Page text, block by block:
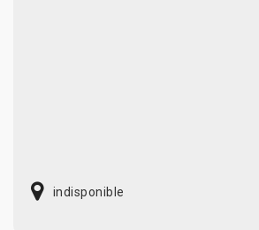
indisponible